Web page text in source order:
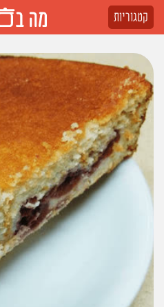
קטגוריות